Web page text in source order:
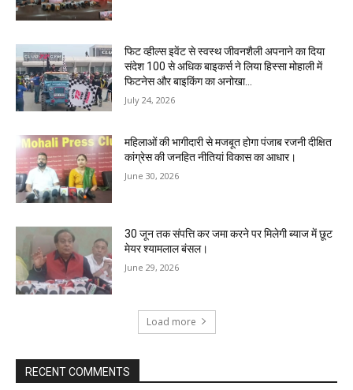
फिट व्हील्स इवेंट से स्वस्थ जीवनशैली अपनाने का दिया
संदेश 100 से अधिक बाइकर्स ने लिया हिस्सा मोहाली में
फिटनेस और बाइकिंग का अनोखा...
July 24, 2026
महिलाओं की भागीदारी से मजबूत होगा पंजाब रजनी दीक्षित
कांग्रेस की जनहित नीतियां विकास का आधार।
June 30, 2026
30 जून तक संपत्ति कर जमा करने पर मिलेगी ब्याज में छूट
मेयर श्यामलाल बंसल।
June 29, 2026
Load more
RECENT COMMENTS